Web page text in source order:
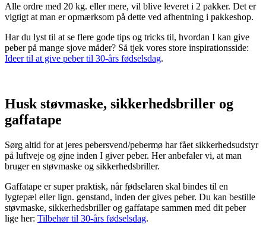
Alle ordre med 20 kg. eller mere, vil blive leveret i 2 pakker. Det er
vigtigt at man er opmærksom på dette ved afhentning i pakkeshop.
Har du lyst til at se flere gode tips og tricks til, hvordan I kan give
peber på mange sjove måder? Så tjek vores store inspirationsside:
Ideer til at give peber til 30-års fødselsdag.
Husk støvmaske, sikkerhedsbriller og
gaffatape
Sørg altid for at jeres pebersvend/pebermø har fået sikkerhedsudstyr
på luftveje og øjne inden I giver peber. Her anbefaler vi, at man
bruger en støvmaske og sikkerhedsbriller.
Gaffatape er super praktisk, når fødselaren skal bindes til en
lygtepæl eller lign. genstand, inden der gives peber. Du kan bestille
støvmaske, sikkerhedsbriller og gaffatape sammen med dit peber
lige her: Tilbehør til 30-års fødselsdag.